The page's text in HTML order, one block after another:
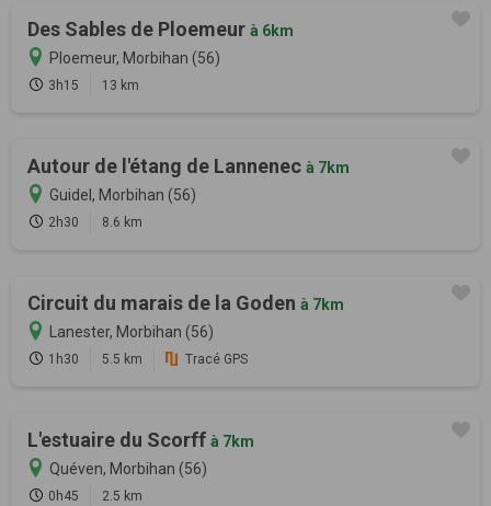
Des Sables de Ploemeur à 6km
Ploemeur, Morbihan (56)
3h15 13 km
Autour de l'étang de Lannenec à 7km
Guidel, Morbihan (56)
2h30 8.6 km
Circuit du marais de la Goden à 7km
Lanester, Morbihan (56)
1h30 5.5 km Tracé GPS
L'estuaire du Scorff à 7km
Quéven, Morbihan (56)
0h45 2.5 km